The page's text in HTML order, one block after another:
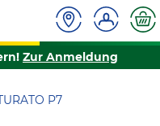
Zur Anmeldung
P7